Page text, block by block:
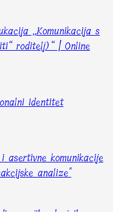
„Komunikacija s
roditelj)“ | Online
identitet
asertivne komunikacije
analize"